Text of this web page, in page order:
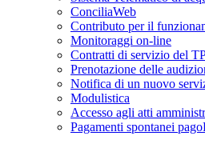
ConciliaWeb
Contributo per il
Monitoraggi on-line
Contratti di servizio del
Prenotazione delle
Notifica di un nuovo
Modulistica
Accesso agli atti
Pagamenti spontanei